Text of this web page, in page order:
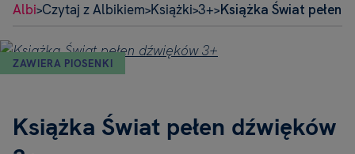
Albi>Czytaj z Albikiem>Książki>3+>Książka Świat pełen
ZAWIERA PIOSENKI
Książka Świat pełen dźwięków